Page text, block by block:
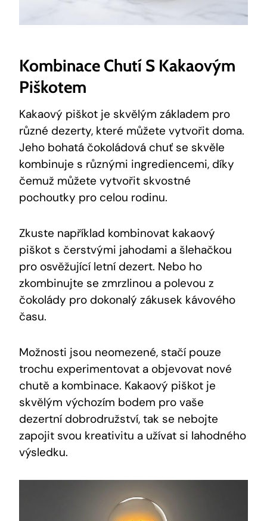
Kombinace Chutí S Kakaovým
Piškotem
Kakaový piškot je skvělým základem pro
různé dezerty, které můžete vytvořit doma.
Jeho bohatá čokoládová chuť se skvěle
kombinuje s různými ingrediencemi, díky
čemuž můžete vytvořit skvostné
pochoutky pro celou rodinu.
Zkuste například kombinovat kakaový
piškot s čerstvými jahodami a šlehačkou
pro osvěžující letní dezert. Nebo ho
zkombinujte se zmrzlinou a polevou z
čokolády pro dokonalý zákusek kávového
času.
Možnosti jsou neomezené, stačí pouze
trochu experimentovat a objevovat nové
chutě a kombinace. Kakaový piškot je
skvělým výchozím bodem pro vaše
dezertní dobrodružství, tak se nebojte
zapojit svou kreativitu a užívat si lahodného
výsledku.